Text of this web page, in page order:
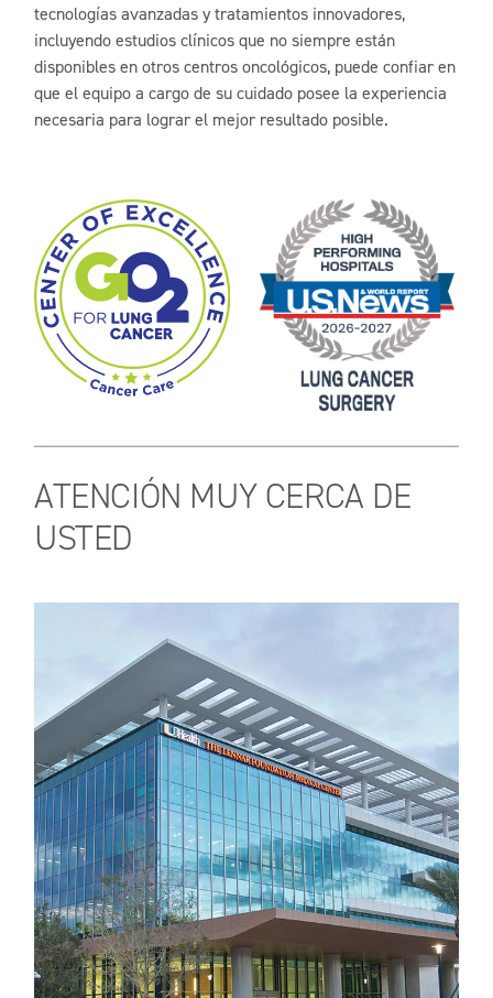
tecnologías avanzadas y tratamientos innovadores,
incluyendo estudios clínicos que no siempre están
disponibles en otros centros oncológicos, puede confiar en
que el equipo a cargo de su cuidado posee la experiencia
necesaria para lograr el mejor resultado posible.
ATENCIÓN MUY CERCA DE
USTED